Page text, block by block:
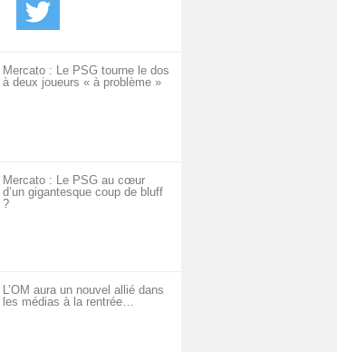
Mercato : Le PSG tourne le dos
à deux joueurs « à problème »
Mercato : Le PSG au cœur
d’un gigantesque coup de bluff
?
L’OM aura un nouvel allié dans
les médias à la rentrée…